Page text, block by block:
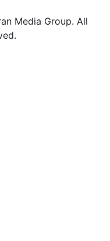
Media Group. All